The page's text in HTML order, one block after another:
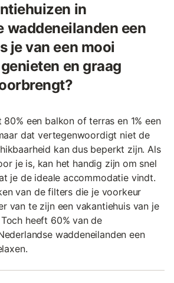
in
waddeneilanden een
je van een mooi
en graag
een balkon of terras en 1% een
dat vertegenwoordigt niet de
kan dus beperkt zijn. Als
je is, kan het handig zijn om snel
je de ideale accommodatie vindt.
van de filters die je voorkeur
van te zijn een vakantiehuis van je
heeft 60% van de
waddeneilanden een